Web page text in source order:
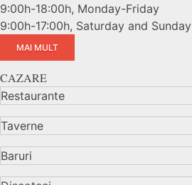
9:00h-18:00h, Monday-Friday
9:00h-17:00h, Saturday and Sunday
MAI MULT
CAZARE
Restaurante
Taverne
Baruri